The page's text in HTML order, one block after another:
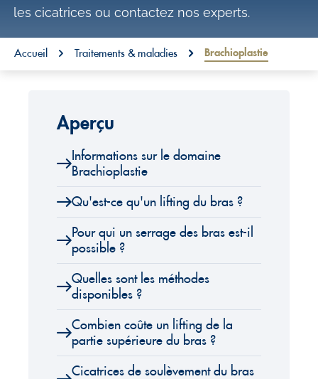
les cicatrices ou contactez nos experts.
You are here:
Accueil Traitements & maladies Brachioplastie
Aperçu
Informations sur le domaine
Brachioplastie
Qu'est-ce qu'un lifting du bras ?
Pour qui un serrage des bras est-il
possible ?
Quelles sont les méthodes
disponibles ?
Combien coûte un lifting de la
partie supérieure du bras ?
Cicatrices de soulèvement du bras